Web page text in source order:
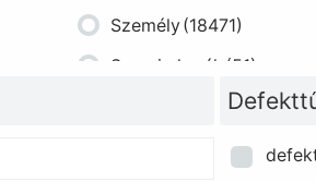
Személy(18471)
Szerviz kerék (51)